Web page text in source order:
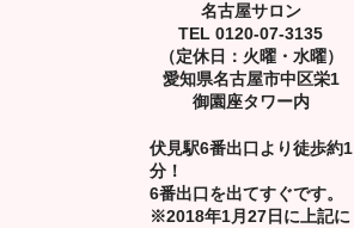
名古屋サロン
TEL 0120-07-3135
（定休日：火曜・水曜）
愛知県名古屋市中区栄1
御園座タワー内
伏見駅6番出口より徒歩約1
分！
6番出口を出てすぐです。
※2018年1月27日に上記に